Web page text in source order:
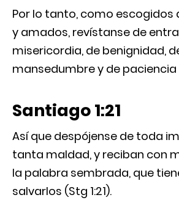
Por lo tanto, como escogidos
y amados, revístanse de
misericordia, de benignidad,
mansedumbre y de paciencia
Santiago 1:21
Así que despójense de toda
tanta maldad, y reciban con
la palabra sembrada, que
salvarlos (Stg 1:21).